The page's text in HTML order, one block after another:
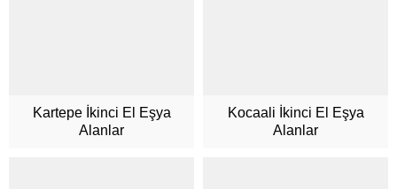
Kartepe İkinci El Eşya
Alanlar
Kocaali İkinci El Eşya
Alanlar